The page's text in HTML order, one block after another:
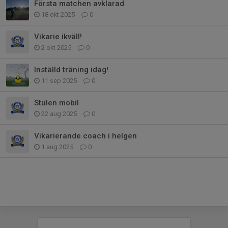
Första matchen avklarad
18 okt 2025 0
Vikarie ikväll!
2 okt 2025 0
Inställd träning idag!
11 sep 2025 0
Stulen mobil
22 aug 2025 0
Vikarierande coach i helgen
1 aug 2025 0